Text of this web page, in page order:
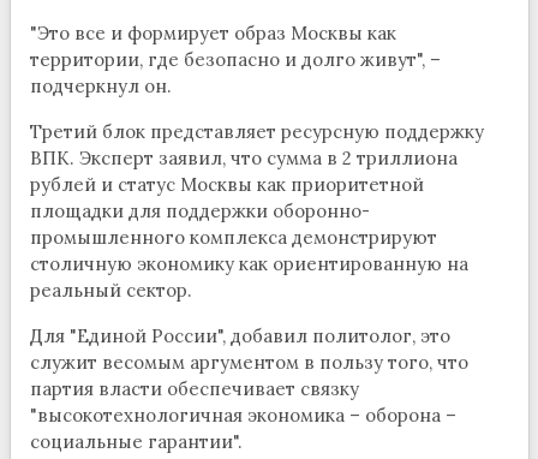
"Это все и формирует образ Москвы как
территории, где безопасно и долго живут", –
подчеркнул он.
Третий блок представляет ресурсную поддержку
ВПК. Эксперт заявил, что сумма в 2 триллиона
рублей и статус Москвы как приоритетной
площадки для поддержки оборонно-
промышленного комплекса демонстрируют
столичную экономику как ориентированную на
реальный сектор.
Для "Единой России", добавил политолог, это
служит весомым аргументом в пользу того, что
партия власти обеспечивает связку
"высокотехнологичная экономика – оборона –
социальные гарантии".